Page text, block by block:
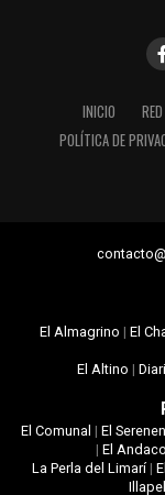
INICIO
POLÍTICA DE
El Almagrino | El
El Altino |
El Comunal | El
| El
La Perla del Limarí|